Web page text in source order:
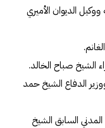
الديوان الأميري
صباح الخالد.
الدفاع الشيخ حمد
السابق الشيخ